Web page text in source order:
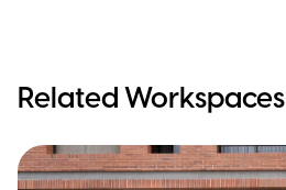
Related Workspaces